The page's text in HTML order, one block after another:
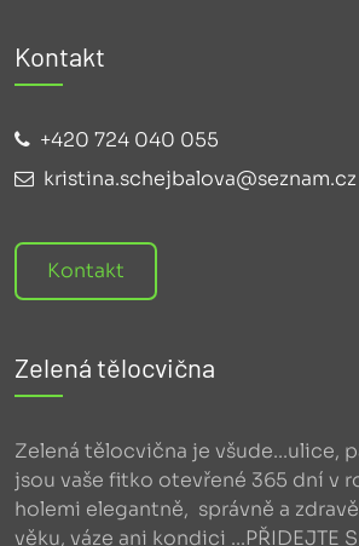
Kontakt
+420 724 040 055
kristina.schejbalova@seznam.cz
Kontakt
Zelená tělocvična
Zelená tělocvična je všude...ulice,
jsou vaše fitko otevřené 365 dní v
holemi elegantně, správně a zdravě
věku, váze ani kondici ...PŘIDEJTE